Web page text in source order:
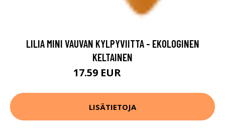
LILIA MINI VAUVAN KYLPYVIITTA - EKOLOGINEN
KELTAINEN
17.59 EUR
LISÄTIETOJA